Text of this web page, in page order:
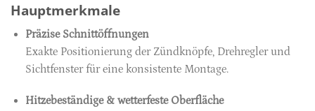
Hauptmerkmale
Präzise Schnittöffnungen
Exakte Positionierung der Zündknöpfe, Drehregler und
Sichtfenster für eine konsistente Montage.
Hitzebeständige & wetterfeste Oberfläche